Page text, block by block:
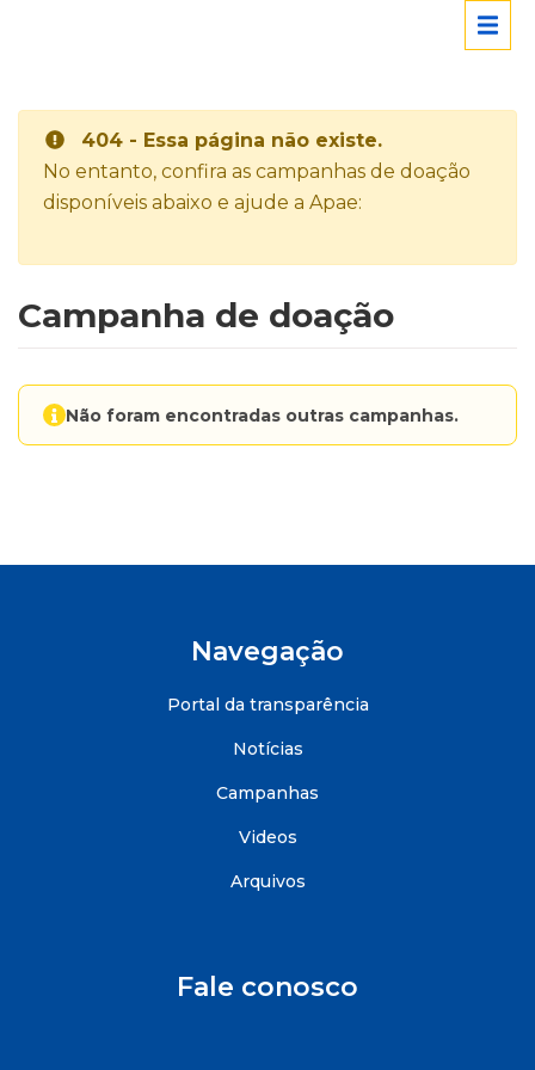
404 - Essa página não existe.
No entanto, confira as campanhas de doação
disponíveis abaixo e ajude a Apae:
Campanha de doação
Não foram encontradas outras campanhas.
Navegação
Portal da transparência
Notícias
Campanhas
Videos
Arquivos
Fale conosco